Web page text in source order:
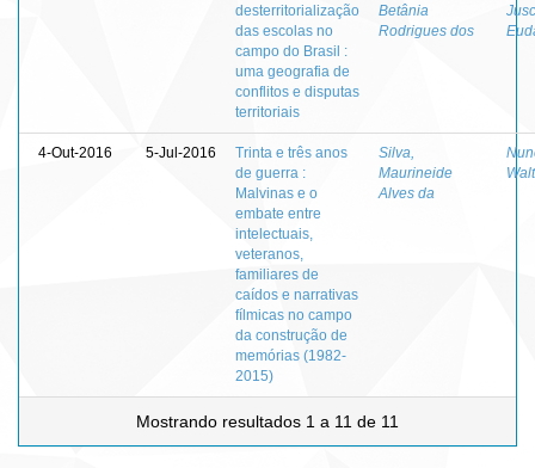
desterritorialização
das escolas no
campo do Brasil :
uma geografia de
conflitos e disputas
territoriais
Betânia
Rodrigues dos
4-Out-2016 5-Jul-2016
Trinta e três anos
de guerra :
Malvinas e o
embate entre
intelectuais,
veteranos,
familiares de
caídos e narrativas
fílmicas no campo
da construção de
memórias (1982-
2015)
Silva,
Maurineide
Alves da
Mostrando resultados 1 a 11 de 11